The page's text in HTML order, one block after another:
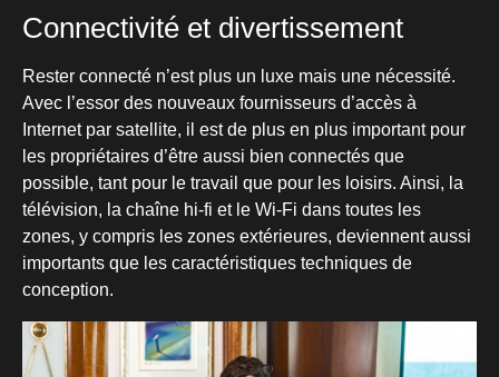
Connectivité et divertissement
Rester connecté n’est plus un luxe mais une nécessité.
Avec l’essor des nouveaux fournisseurs d’accès à
Internet par satellite, il est de plus en plus important pour
les propriétaires d’être aussi bien connectés que
possible, tant pour le travail que pour les loisirs. Ainsi, la
télévision, la chaîne hi-fi et le Wi-Fi dans toutes les
zones, y compris les zones extérieures, deviennent aussi
importants que les caractéristiques techniques de
conception.